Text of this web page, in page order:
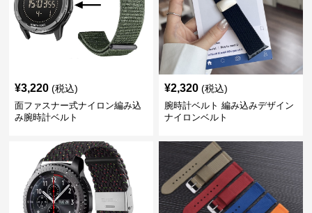
¥3,220 (税込)
面ファスナー式ナイロン編み込
み腕時計ベルト
¥2,320 (税込)
腕時計ベルト 編み込みデザイン
ナイロンベルト